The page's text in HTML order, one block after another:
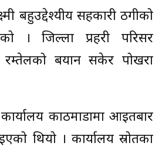
बहुउद्देश्यीय सहकारी ठगीको
। जिल्ला प्रहरी परिसर
रम्तेलको बयान सकेर पोखरा
काठमाडौंमा आइतबार
थियो । कार्यालय स्रोतका